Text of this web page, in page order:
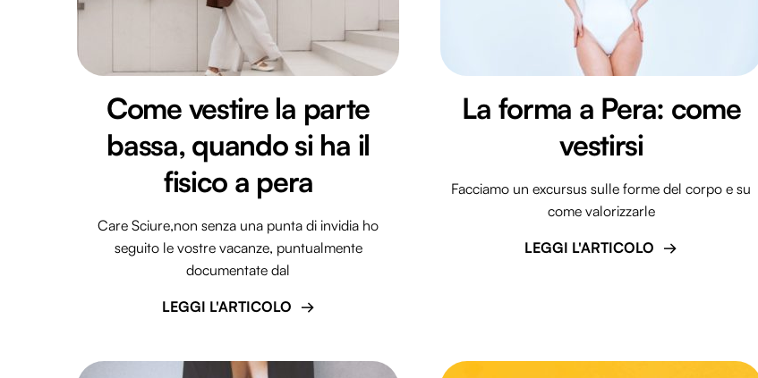
Come vestire la parte
bassa, quando si ha il
fisico a pera
Care Sciure,non senza una punta di invidia ho
seguito le vostre vacanze, puntualmente
documentate dal
LEGGI L'ARTICOLO
La forma a Pera: come
vestirsi
Facciamo un excursus sulle forme del corpo e su
come valorizzarle
LEGGI L'ARTICOLO